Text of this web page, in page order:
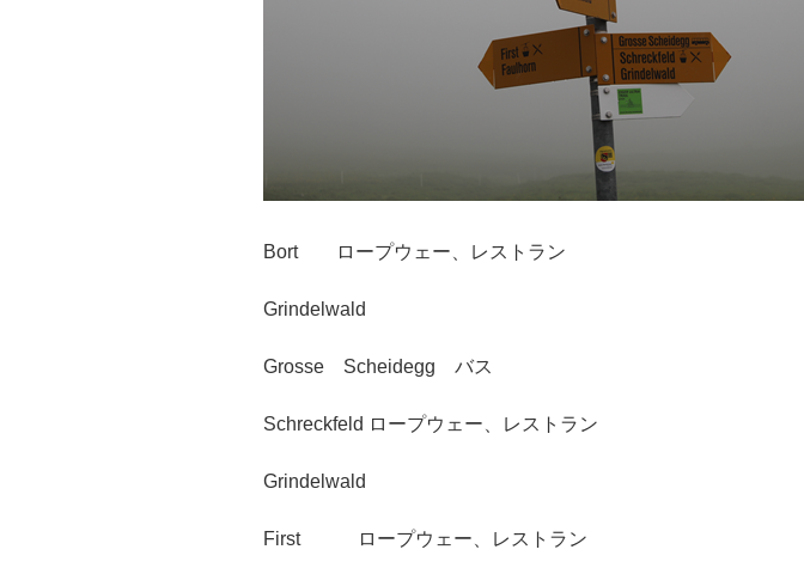
Bort ロープウェー、レストラン
Grindelwald
Grosse Scheidegg バス
Schreckfeld ロープウェー、レストラン
Grindelwald
First ロープウェー、レストラン